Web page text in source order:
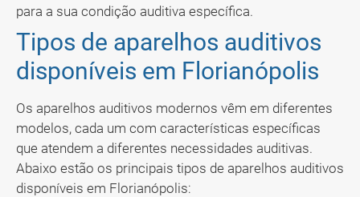
para a sua condição auditiva específica.
Tipos de aparelhos auditivos
disponíveis em Florianópolis
Os aparelhos auditivos modernos vêm em diferentes
modelos, cada um com características específicas
que atendem a diferentes necessidades auditivas.
Abaixo estão os principais tipos de aparelhos auditivos
disponíveis em Florianópolis: